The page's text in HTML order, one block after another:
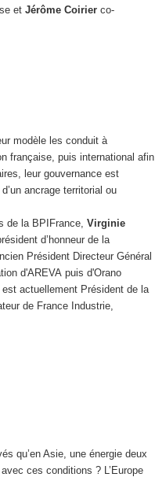
et Jérôme Coirier co-
modèle les conduit à
française, puis international afin
leur gouvernance est
ancrage territorial ou
de la BPIFrance,Virginie
d’honneur de la
Président Directeur Général
d'AREVA puis d'Orano
actuellement Président de la
de France Industrie,
qu’en Asie, une énergie deux
ces conditions ? L’Europe